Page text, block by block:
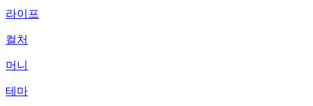
라이프
컬처
머니
테마